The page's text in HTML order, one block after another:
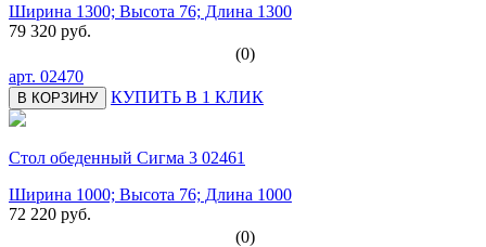
Ширина 1300; Высота 76; Длина 1300
79 320 руб.
(0)
арт. 02470
В КОРЗИНУ КУПИТЬ В 1 КЛИК
Стол обеденный Сигма 3 02461
Ширина 1000; Высота 76; Длина 1000
72 220 руб.
(0)